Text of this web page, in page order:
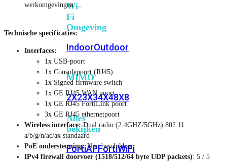
Wi-
Fi
Omgeving
IndoorOutdoor
MIMO
2X23X34X48X8
Alles
bekijken
FortiAPFortiWiFi
werkomgevingen.
Technische specificaties:
Interfaces:
1x USB-poort
1x Consolepoort (RJ45)
1x Signed firmware switch
1x GE RJ45 WAN poort
1x GE RJ45 FortiLink poort
3x GE RJ45 ethernetpoort
Wireless interface:Dual radio (2.4GHZ/5GHz) 802.11
a/b/g/n/ac/ax standaard
PoE ondersteuning:Niet beschikbaar
IPv4 firewall doorvoer (1518/512/64 byte UDP packets): 5 / 5